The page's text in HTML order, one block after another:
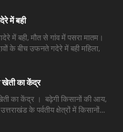
में बही
में बही, मौत से गांव में पसरा मातम।
के बीच उफनते गदेरे में बही महिला,
खेती का केंद्र
का केंद्र । बढ़ेगी किसानों की आय,
के पर्वतीय क्षेत्रों में किसानों...